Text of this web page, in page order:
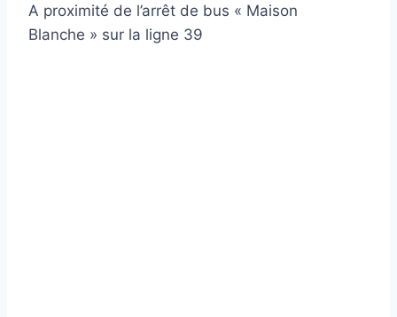
A proximité de l’arrêt de bus « Maison
Blanche » sur la ligne 39